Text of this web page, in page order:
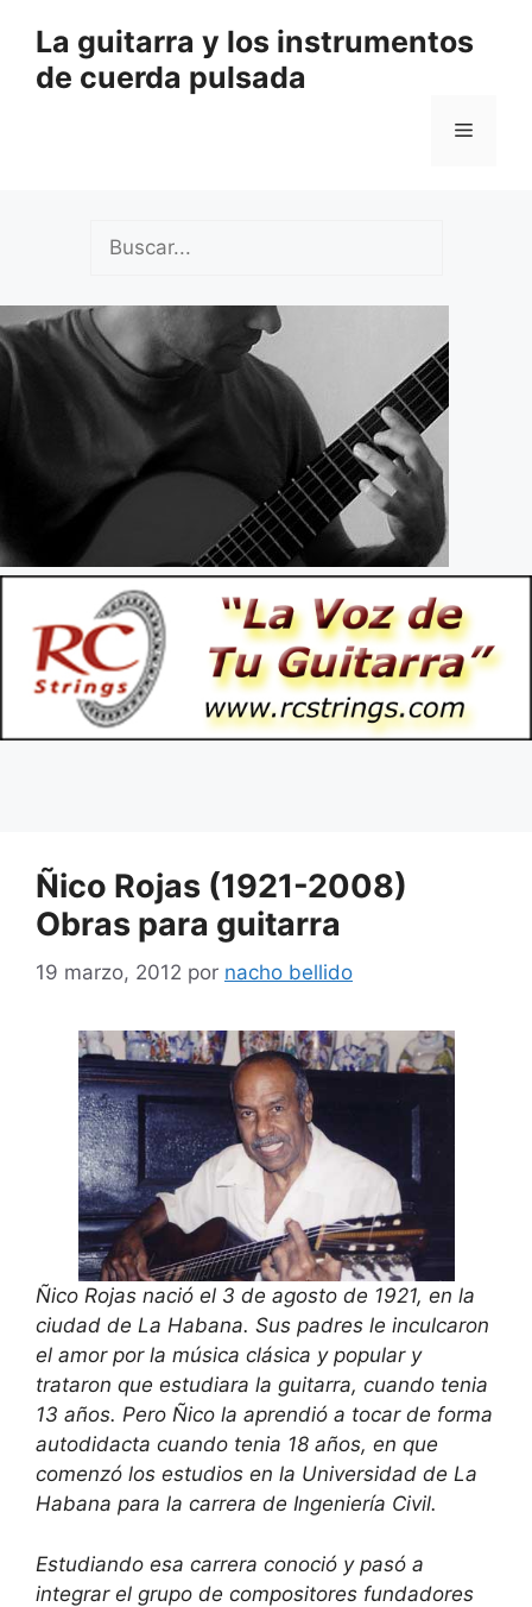
contenido
La guitarra y los instrumentos
de cuerda pulsada
Menú
Ñico Rojas (1921-2008)
Obras para guitarra
19 marzo, 2012 por nacho bellido
Ñico Rojas nació el 3 de agosto de 1921, en la
ciudad de La Habana. Sus padres le inculcaron
el amor por la música clásica y popular y
trataron que estudiara la guitarra, cuando tenia
13 años. Pero Ñico la aprendió a tocar de forma
autodidacta cuando tenia 18 años, en que
comenzó los estudios en la Universidad de La
Habana para la carrera de Ingeniería Civil.
Estudiando esa carrera conoció y pasó a
integrar el grupo de compositores fundadores